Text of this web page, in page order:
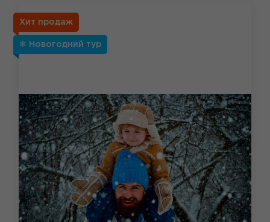
Хит продаж
❄ Новогодний тур